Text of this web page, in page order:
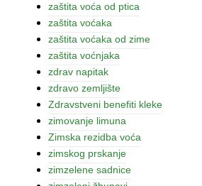
zaštita voća od ptica
zaštita voćaka
zaštita voćaka od zime
zaštita voćnjaka
zdrav napitak
zdravo zemljište
Zdravstveni benefiti kleke
zimovanje limuna
Zimska rezidba voća
zimskog prskanje
zimzelene sadnice